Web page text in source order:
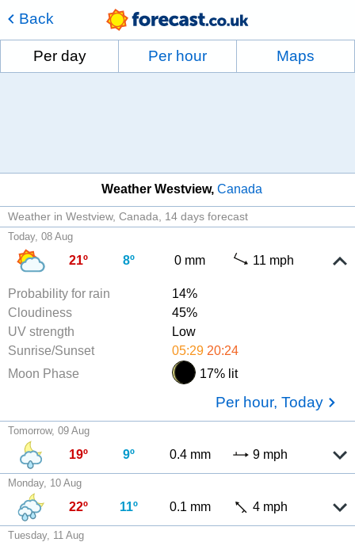
Back
Per day Per hour Maps
Weather Westview Canada
Weather in Westview, Canada 14 days forecast
Today, 08 Aug
21º 8º 0 mm 11 mph
Probability for rain
14%
Cloudiness
45%
UV strength
Low
Sunrise/Sunset
05:29 20:24
Moon Phase
17% lit
Per hour, Today
Tomorrow, 09 Aug
19º 9º 0.4 mm 9 mph
Monday, 10 Aug
22º 11º 0.1 mm 4 mph
Tuesday, 11 Aug